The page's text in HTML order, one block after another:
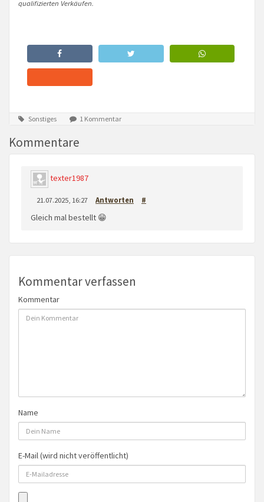
qualifizierten Verkäufen.
Sonstiges 1 Kommentar
Kommentare
texter1987
21.07.2025, 16:27 Antworten #
Gleich mal bestellt 😁
Kommentar verfassen
Kommentar
Name
E-Mail (wird nicht veröffentlicht)